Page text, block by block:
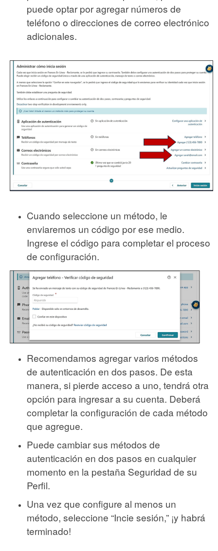
puede optar por agregar números de
teléfono o direcciones de correo electrónico
adicionales.
Cuando seleccione un método, le
enviaremos un código por ese medio.
Ingrese el código para completar el proceso
de configuración.
Recomendamos agregar varios métodos
de autenticación en dos pasos. De esta
manera, si pierde acceso a uno, tendrá otra
opción para ingresar a su cuenta. Deberá
completar la configuración de cada método
que agregue.
Puede cambiar sus métodos de
autenticación en dos pasos en cualquier
momento en la pestaña Seguridad de su
Perfil.
Una vez que configure al menos un
método, seleccione “Incie sesión,” ¡y habrá
terminado!